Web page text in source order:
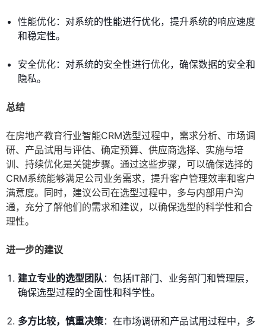
性能优化：对系统的性能进行优化，提升系统的响应速度
和稳定性。
安全优化：对系统的安全性进行优化，确保数据的安全和
隐私。
总结
在房地产教育行业智能CRM选型过程中，需求分析、市场调
研、产品试用与评估、确定预算、供应商选择、实施与培
训、持续优化是关键步骤。通过这些步骤，可以确保选择的
CRM系统能够满足公司业务需求，提升客户管理效率和客户
满意度。同时，建议公司在选型过程中，多与内部用户沟
通，充分了解他们的需求和建议，以确保选型的科学性和合
理性。
进一步的建议
建立专业的选型团队：包括IT部门、业务部门和管理层，
确保选型过程的全面性和科学性。
多方比较，慎重决策：在市场调研和产品试用过程中，多